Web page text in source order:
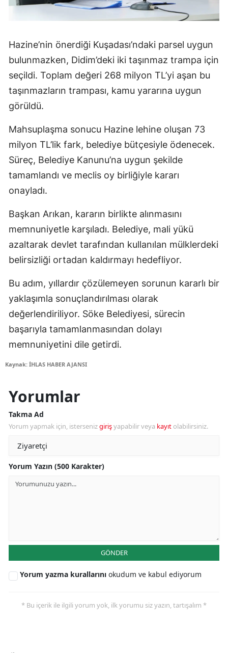
Hazine’nin önerdiği Kuşadası’ndaki parsel uygun
bulunmazken, Didim’deki iki taşınmaz trampa için
seçildi. Toplam değeri 268 milyon TL’yi aşan bu
taşınmazların trampası, kamu yararına uygun
görüldü.
Mahsuplaşma sonucu Hazine lehine oluşan 73
milyon TL’lik fark, belediye bütçesiyle ödenecek.
Süreç, Belediye Kanunu’na uygun şekilde
tamamlandı ve meclis oy birliğiyle kararı
onayladı.
Başkan Arıkan, kararın birlikte alınmasını
memnuniyetle karşıladı. Belediye, mali yükü
azaltarak devlet tarafından kullanılan mülklerdeki
belirsizliği ortadan kaldırmayı hedefliyor.
Bu adım, yıllardır çözülemeyen sorunun kararlı bir
yaklaşımla sonuçlandırılması olarak
değerlendiriliyor. Söke Belediyesi, sürecin
başarıyla tamamlanmasından dolayı
memnuniyetini dile getirdi.
Kaynak: İHLAS HABER AJANSI
Yorumlar
Takma Ad
Yorum yapmak için, istersenizgirişyapabilir veya kayıt olabilirsiniz.
Yorum Yazın (500 Karakter)
GÖNDER
Yorum yazma kurallarını okudum ve kabul ediyorum
* Bu içerik ile ilgili yorum yok, ilk yorumu siz yazın, tartışalım *